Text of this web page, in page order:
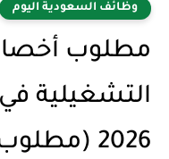
وظائف السعودية اليوم
مطلوب
التشغيلية
2026 (مطلوب فورا)